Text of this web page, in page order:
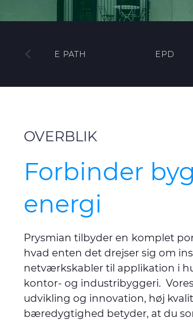
E PATH EPD
OVERBLIK
Forbinder
energi
Prysmian tilbyder en komplet
hvad enten det drejser sig om
netværkskabler til applikation i
kontor- og industribyggeri.
udvikling og innovation, høj
bæredygtighed betyder, at du